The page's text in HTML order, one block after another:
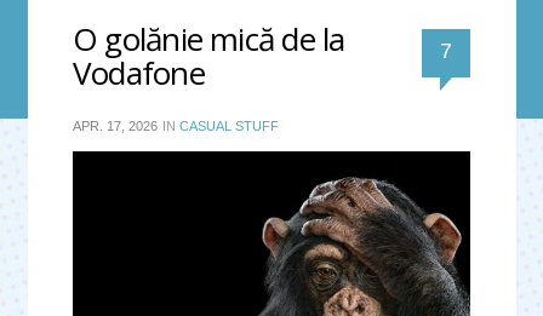
O golănie mică de la
Vodafone 7
APR. 17, 2026 IN CASUAL STUFF